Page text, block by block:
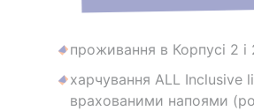
проживання в Корпусі 2 і
харчування ALL Inclusive
врахованими напоями